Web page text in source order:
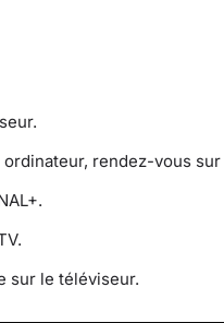
rendez-vous sur
sur le téléviseur.